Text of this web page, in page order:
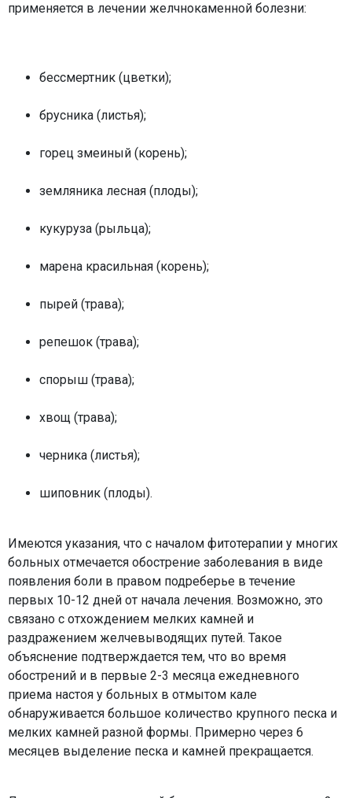
применяется в лечении желчнокаменной болезни:
бессмертник (цветки);
брусника (листья);
горец змеиный (корень);
земляника лесная (плоды);
кукуруза (рыльца);
марена красильная (корень);
пырей (трава);
репешок (трава);
спорыш (трава);
хвощ (трава);
черника (листья);
шиповник (плоды).
Имеются указания, что с началом фитотерапии у многих
больных отмечается обострение заболевания в виде
появления боли в правом подреберье в течение
первых 10-12 дней от начала лечения. Возможно, это
связано с отхождением мелких камней и
раздражением желчевыводящих путей. Такое
объяснение подтверждается тем, что во время
обострений и в первые 2-3 месяца ежедневного
приема настоя у больных в отмытом кале
обнаруживается большое количество крупного песка и
мелких камней разной формы. Примерно через 6
месяцев выделение песка и камней прекращается.